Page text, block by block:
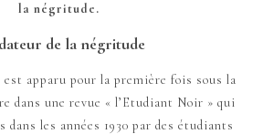
la négritude.
de la négritude
apparu pour la première fois sous la
dans une revue « l’Etudiant Noir » qui
dans les années 1930 par des étudiants